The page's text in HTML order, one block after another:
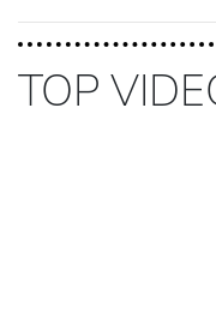
TOP